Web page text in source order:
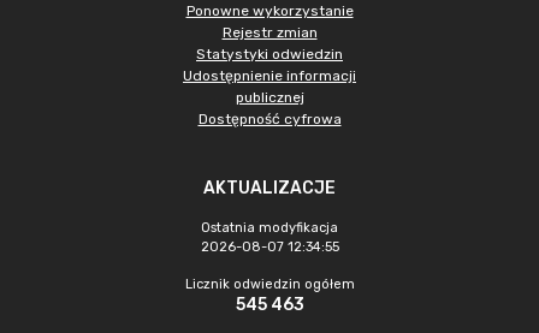
Ponowne wykorzystanie
Rejestr zmian
Statystyki odwiedzin
Udostępnienie informacji
publicznej
Dostępność cyfrowa
AKTUALIZACJE
Ostatnia modyfikacja
2026-08-07 12:34:55
Licznik odwiedzin ogółem
545 463